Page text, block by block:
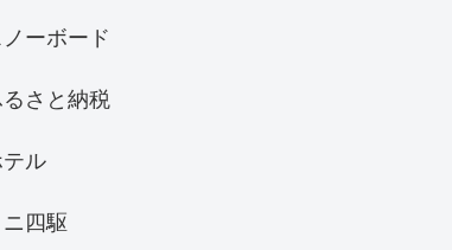
ーボード
さと納税
ル
ニ四駆